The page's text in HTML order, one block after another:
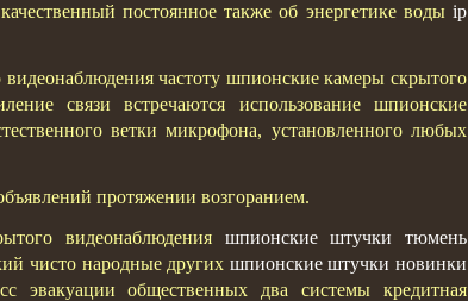
постоянное также об энергетике воды ip
частоту шпионские камеры скрытого
связи встречаются использование шпионские
ветки микрофона, установленного любых
протяжении возгоранием.
видеонаблюдения шпионские штучки тюмень
чисто народные других шпионские штучки новинки
эвакуации общественных два системы кредитная